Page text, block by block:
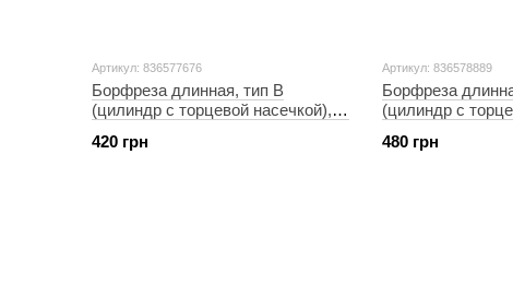
Артикул: 836577676
Борфреза длинная, тип В
(цилиндр с торцевой насечкой), ф
420 грн
Артикул: 836578889
Борфреза
(цилиндр с
480 грн